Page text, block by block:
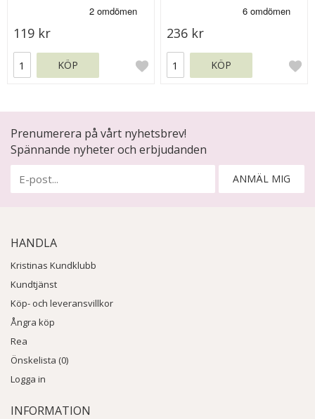
119 kr
KÖP
236 kr
KÖP
Prenumerera på vårt nyhetsbrev!
Spännande nyheter och erbjudanden
ANMÄL MIG
HANDLA
Kristinas Kundklubb
Kundtjänst
Köp- och leveransvillkor
Ångra köp
Rea
Önskelista (0)
Logga in
INFORMATION